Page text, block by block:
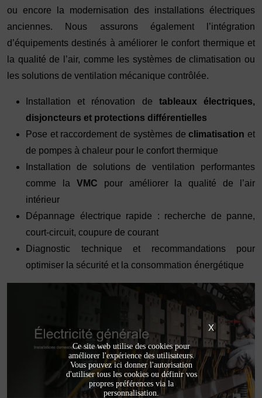
ou encore la modernisation des installations électriques
anciennes. Nous assurons également l’intégration
d’équipements destinés à améliorer le confort thermique et
la qualité de l’air, comme les systèmes de climatisation ou
les solutions de ventilation mécanique contrôlée.
Installation et rénovation de tableaux électriques,
disjoncteurs et protections différentielles
Pose et raccordement de systèmes declimatisation et
de pompes à chaleur pour le confort thermique
Installation de solutions de ventilation performantes
comme la VMC pour améliorer la qualité de l’air
intérieur
Dépannage électrique rapide : recherche de panne,
court-circuit, coupure de courant
Diagnostic technique et recommandations pour
optimiser la sécurité et la consommation énergétique
X
Ce site web utilise des cookies pour
améliorer l'expérience des utilisateurs.
Vous pouvez ici donner l'autorisation
d'utiliser tous les cookies ou définir vos
propres préférences via la
personnalisation.